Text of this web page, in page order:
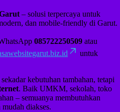
– solusi terpercaya untuk
dan mobile-friendly di Garut.
085722250509 atau
untuk
kebutuhan tambahan, tetapi
. Baik UMKM, sekolah, toko
– semuanya membutuhkan
diakses.